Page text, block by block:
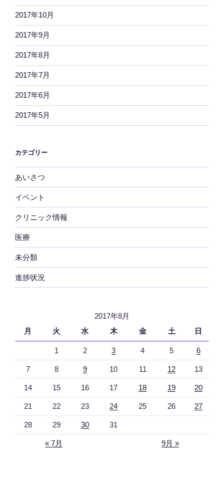
2017年10月
2017年9月
2017年8月
2017年7月
2017年6月
2017年5月
カテゴリー
あいさつ
イベント
クリニック情報
医療
未分類
進捗状況
2017年8月
月
火 水 木 金 土 日
1 2 3 4 5 6
7 8 9 10 11 12 13
14 15 16 17 18 19 20
21 22 23 24 25 26 27
28 29 30 31
« 7月 9月 »